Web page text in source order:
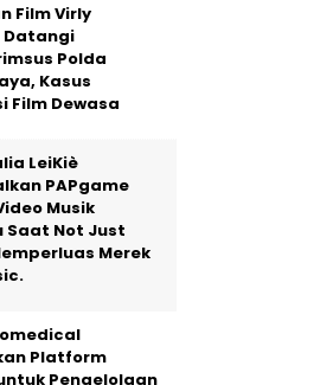
Film Virly
Datangi
Polda
Kasus
Film Dewasa
LeiKiè
PAPgame
Musik
Saat Not Just
Merek
Platform
Pengelolaan